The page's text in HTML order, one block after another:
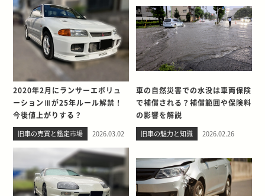
2020年2月にランサーエボリュ
ーションⅢが25年ルール解禁！
今後値上がりする？
旧車の売買と鑑定市場 2026.03.02
車の自然災害での水没は車両保険
で補償される？補償範囲や保険料
の影響を解説
旧車の魅力と知識 2026.02.26